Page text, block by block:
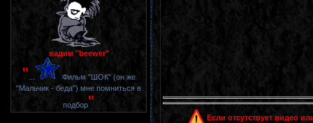
вадим "beewer"
"
Фильм "ШОК" (он же
"Мальчик - беда") мне помниться в
подбор"
Если отсутствует видео